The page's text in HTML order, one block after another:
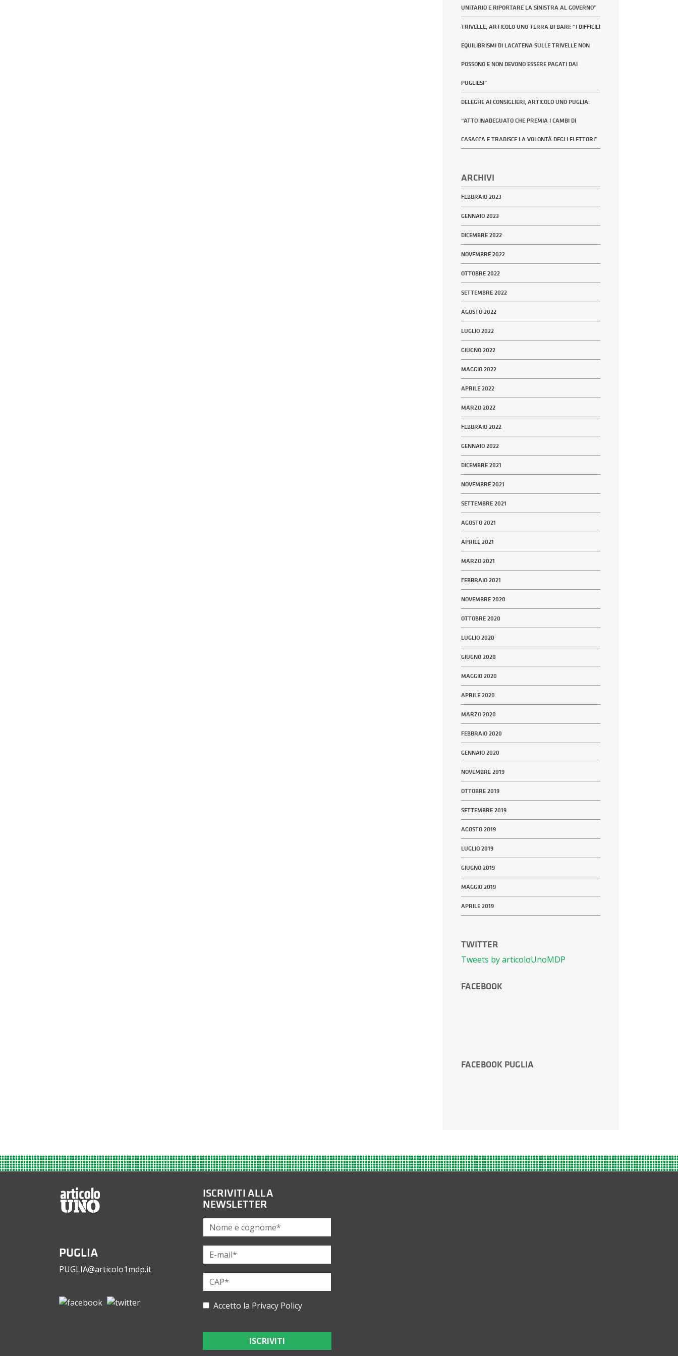
UNITARIO E RIPORTARE LA SINISTRA AL GOVERNO”
TRIVELLE, ARTICOLO UNO TERRA DI BARI: “I DIFFICILI
EQUILIBRISMI DI LACATENA SULLE TRIVELLE NON
POSSONO E NON DEVONO ESSERE PAGATI DAI
PUGLIESI”
DELEGHE AI CONSIGLIERI, ARTICOLO UNO PUGLIA:
“ATTO INADEGUATO CHE PREMIA I CAMBI DI
CASACCA E TRADISCE LA VOLONTÀ DEGLI ELETTORI”
ARCHIVI
FEBBRAIO 2023
GENNAIO 2023
DICEMBRE 2022
NOVEMBRE 2022
OTTOBRE 2022
SETTEMBRE 2022
AGOSTO 2022
LUGLIO 2022
GIUGNO 2022
MAGGIO 2022
APRILE 2022
MARZO 2022
FEBBRAIO 2022
GENNAIO 2022
DICEMBRE 2021
NOVEMBRE 2021
SETTEMBRE 2021
AGOSTO 2021
APRILE 2021
MARZO 2021
FEBBRAIO 2021
NOVEMBRE 2020
OTTOBRE 2020
LUGLIO 2020
GIUGNO 2020
MAGGIO 2020
APRILE 2020
MARZO 2020
FEBBRAIO 2020
GENNAIO 2020
NOVEMBRE 2019
OTTOBRE 2019
SETTEMBRE 2019
AGOSTO 2019
LUGLIO 2019
GIUGNO 2019
MAGGIO 2019
APRILE 2019
TWITTER
Tweets by articoloUnoMDP
FACEBOOK
FACEBOOK PUGLIA
PUGLIA
PUGLIA@articolo1mdp.it
ISCRIVITI ALLA
NEWSLETTER
Accetto la Privacy Policy